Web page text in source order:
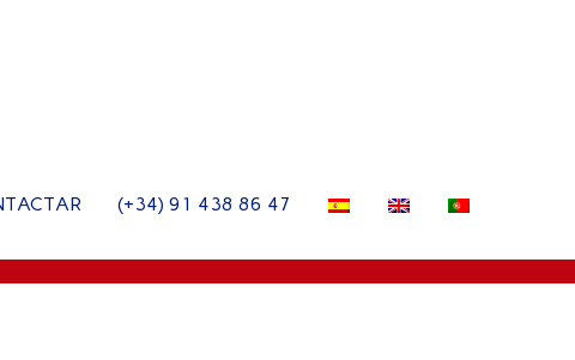
(+34) 91 438 86 47